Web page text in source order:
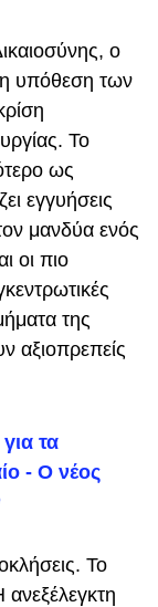
ο
υπόθεση των
Το
ως
εγγυήσεις
μανδύα ενός
οι πιο
της
αξιοπρεπείς
τα
- Ο νέος
Το